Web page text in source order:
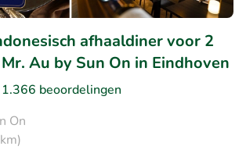
afhaaldiner voor 2
Au by Sun On in Eindhoven
1.366 beoordelingen
On